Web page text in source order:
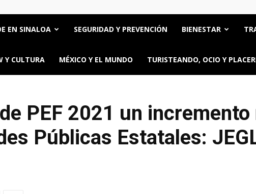
EN SINALOA SEGURIDAD Y PREVENCIÓN BIENESTAR
Y CULTURA MÉXICO Y EL MUNDO TURISTEANDO, OCIO Y
PEF 2021 un incremento
Públicas Estatales: